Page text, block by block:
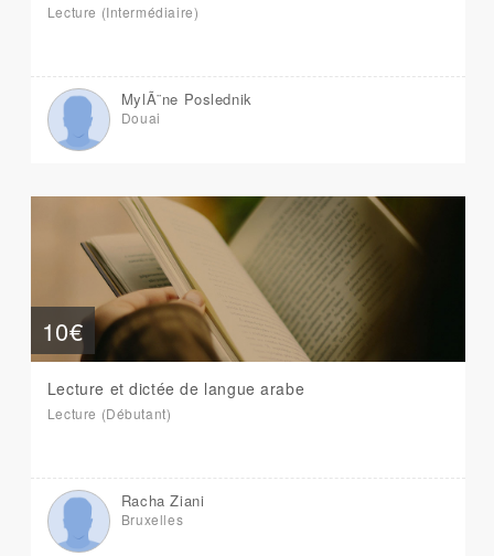
Lecture (Intermédiaire)
MylÃ¨ne Poslednik
Douai
10€
Lecture et dictée de langue arabe
Lecture (Débutant)
Racha Ziani
Bruxelles